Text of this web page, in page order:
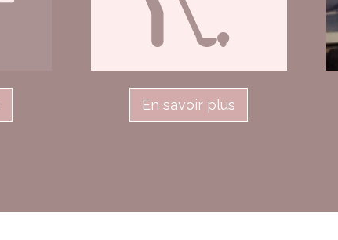
En savoir plus